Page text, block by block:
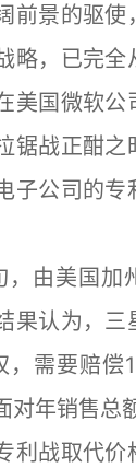
前景的驱使
略，已完全
美国微软公
锯战正酣之
子公司的专
由美国加
果认为，三
，需要赔偿
对年销售总
利战取代价